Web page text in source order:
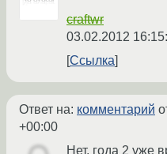
craftwr
03.02.2012
Ссылка
Ответ на: комментарий
+00:00
Нет, года 2 уже